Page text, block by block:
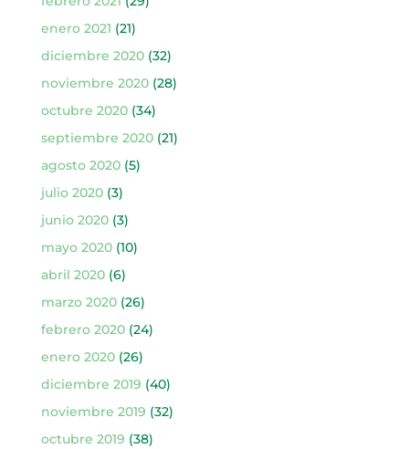
enero 2021 (21)
diciembre 2020(32)
noviembre 2020(28)
octubre 2020(34)
septiembre 2020(21)
agosto 2020(5)
julio 2020(3)
junio 2020(3)
mayo 2020(10)
abril 2020(6)
marzo 2020(26)
febrero 2020(24)
enero 2020(26)
diciembre 2019 (40)
noviembre 2019 (32)
octubre 2019 (38)